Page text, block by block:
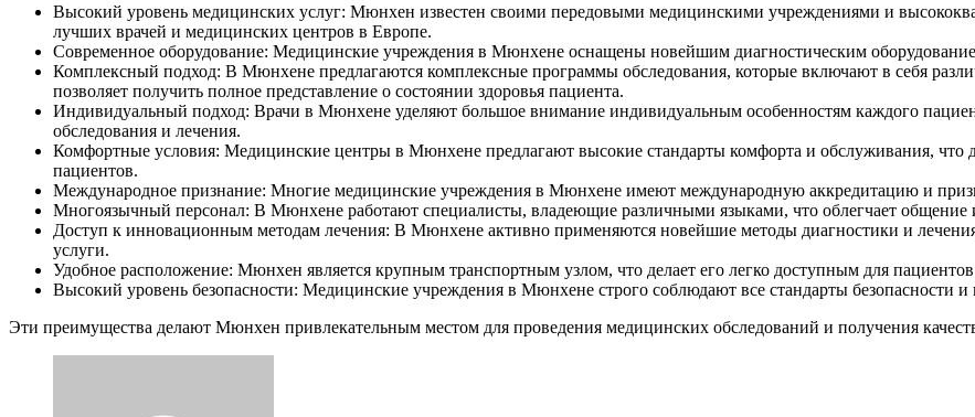
Высокий уровень медицинских услуг: Мюнхен известен своими передовыми медицинскими учреждениями и
лучших врачей и медицинских центров в Европе.
Современное оборудование: Медицинские учреждения в Мюнхене оснащены новейшим диагностическим
Комплексный подход: В Мюнхене предлагаются комплексные программы обследования, которые включают в себя
позволяет получить полное представление о состоянии здоровья пациента.
Индивидуальный подход: Врачи в Мюнхене уделяют большое внимание индивидуальным особенностям каждого
обследования и лечения.
Комфортные условия: Медицинские центры в Мюнхене предлагают высокие стандарты комфорта и обслуживания, что
пациентов.
Международное признание: Многие медицинские учреждения в Мюнхене имеют международную аккредитацию и
Многоязычный персонал: В Мюнхене работают специалисты, владеющие различными языками, что облегчает
Доступ к инновационным методам лечения: В Мюнхене активно применяются новейшие методы диагностики и
услуги.
Удобное расположение: Мюнхен является крупным транспортным узлом, что делает его легко доступным для
Высокий уровень безопасности: Медицинские учреждения в Мюнхене строго соблюдают все стандарты безопасности
Эти преимущества делают Мюнхен привлекательным местом для проведения медицинских обследований и получения